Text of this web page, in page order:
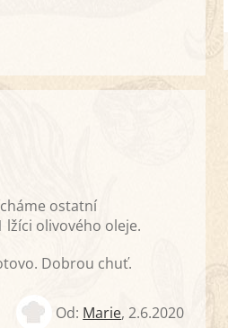
ostatní
olivového oleje.
Dobrou chuť.
Od: Marie,2.6.2020